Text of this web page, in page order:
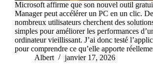
Microsoft affirme que son nouvel outil
Manager peut accélérer un PC en un clic. De
nombreux utilisateurs cherchent des
simples pour améliorer les performances
ordinateur vieillissant. J’ai donc testé
pour comprendre ce qu’elle apporte
Albert
janvier 17, 2026